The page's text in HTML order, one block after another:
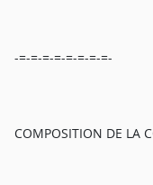
-=-=-=-=-=-=-=-=-
COMPOSITION DE LA